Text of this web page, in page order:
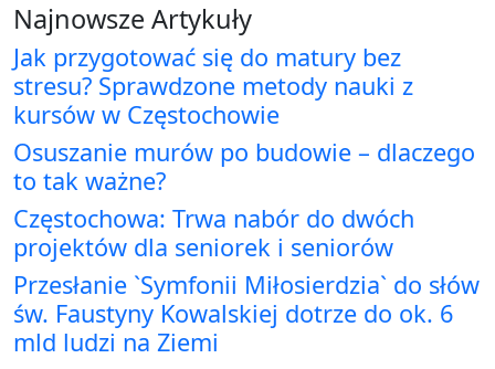
Najnowsze Artykuły
Jak przygotować się do matury bez
stresu? Sprawdzone metody nauki z
kursów w Częstochowie
Osuszanie murów po budowie – dlaczego
to tak ważne?
Częstochowa: Trwa nabór do dwóch
projektów dla seniorek i seniorów
Przesłanie `Symfonii Miłosierdzia` do słów
św. Faustyny Kowalskiej dotrze do ok. 6
mld ludzi na Ziemi